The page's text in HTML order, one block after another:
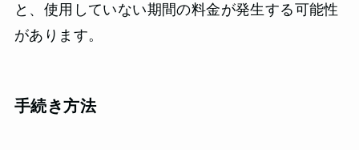
と、使用していない期間の料金が発生する可能性
があります。
手続き方法